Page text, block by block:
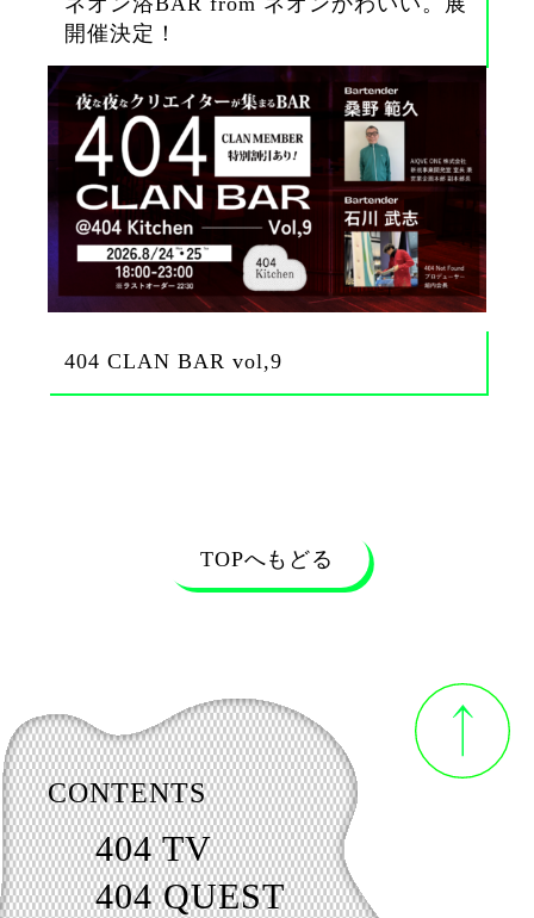
開催決定！
404 CLAN BAR vol,9
TOPへもどる
CONTENTS
404 TV
404 QUEST